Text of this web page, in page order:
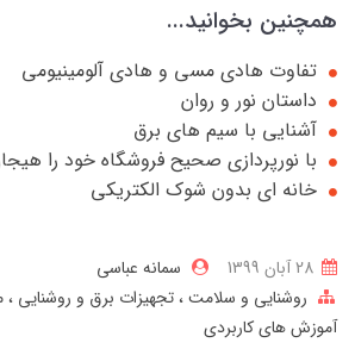
همچنین بخوانید...
تفاوت هادی مسی و هادی آلومینیومی
داستان نور و روان
آشنایی با سیم های برق
با نورپردازی صحیح فروشگاه خود را
خانه ای بدون شوک الکتریکی
سمانه عباسی
روشنایی و سلامت تجهیزات برق و روشنایی
آموزش های کاربردی